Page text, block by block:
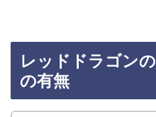
レッドドラゴン
の有無